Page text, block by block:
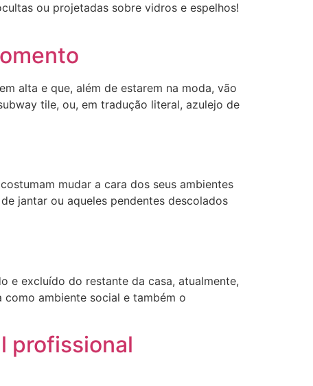
ou projetadas sobre vidros e espelhos!
alta e que, além de estarem na moda, vão
tile, ou, em tradução literal, azulejo de
mudar a cara dos seus ambientes
jantar ou aqueles pendentes descolados
e excluído do restante da casa, atualmente,
ambiente social e também o
profissional